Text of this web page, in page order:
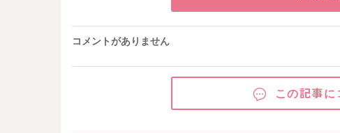
コメントがありません
この記事に